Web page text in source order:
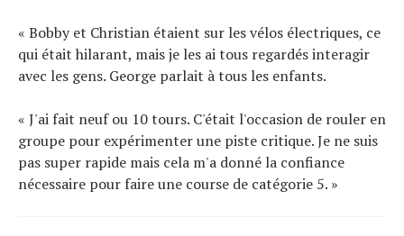
« Bobby et Christian étaient sur les vélos électriques, ce
qui était hilarant, mais je les ai tous regardés interagir
avec les gens. George parlait à tous les enfants.
« J'ai fait neuf ou 10 tours. C'était l'occasion de rouler en
groupe pour expérimenter une piste critique. Je ne suis
pas super rapide mais cela m'a donné la confiance
nécessaire pour faire une course de catégorie 5. »